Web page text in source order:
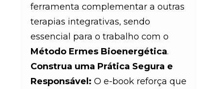
ferramenta complementar a outras
terapias integrativas, sendo
essencial para o trabalho com o
Método Ermes Bioenergética.
Construa uma Prática Segura e
Responsável: O e-book reforça que